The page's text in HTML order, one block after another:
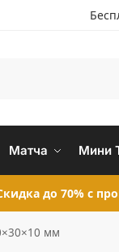
Матча Мини
до 70% с
мм